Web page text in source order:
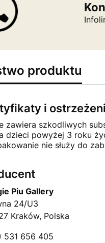
produktu
i
zawiera szkodliwych
dzieci powyżej 3 roku
nie służy do
Piu Gallery
24/U3
Kraków, Polska
531 656 405